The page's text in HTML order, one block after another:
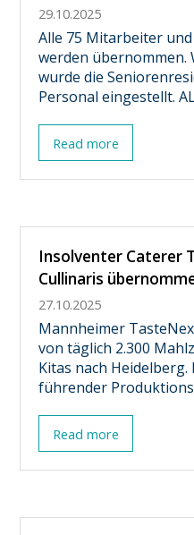
29.10.2025
Alle 75 Mitarbeiter
werden übernommen.
wurde die
Personal eingestellt.
Read more
Insolventer Caterer
Cullinaris
27.10.2025
Mannheimer
von täglich 2.300
Kitas nach
führender
Read more